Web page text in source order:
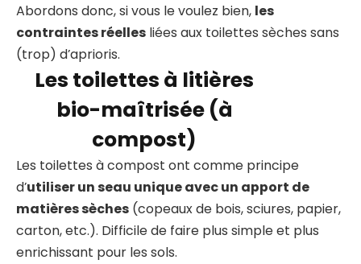
Abordons donc, si vous le voulez bien, les
contraintes réelles liées aux toilettes sèches sans
(trop) d’aprioris.
Les toilettes à litières
bio-maîtrisée (à
compost)
Les toilettes à compost ont comme principe
d’utiliser un seau unique avec un apport de
matières sèches (copeaux de bois, sciures, papier,
carton, etc.). Difficile de faire plus simple et plus
enrichissant pour les sols.